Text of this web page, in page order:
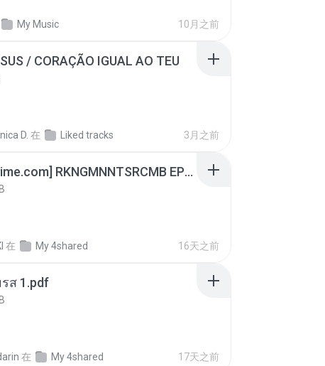
My Music 10月之前
/ CORAÇÃO IGUAL AO TEU
D. 在 Liked tracks 3月之前
[Witanime.com] RKNGMNNTSRCMB EP 05 HD.mp4
在 My 4shared 16天之前
ส 1.pdf
在 My 4shared 17天之前